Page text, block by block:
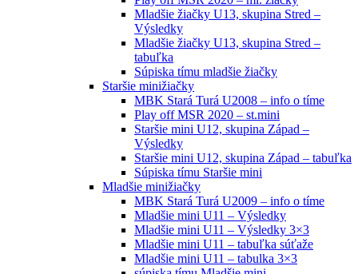
Mladšie žiačky U13, skupina Stred –
Výsledky
Mladšie žiačky U13, skupina Stred –
tabuľka
Súpiska tímu mladšie žiačky
Staršie minižiačky
MBK Stará Turá U2008 – info o tíme
Play off MSR 2020 – st.mini
Staršie mini U12, skupina Západ –
Výsledky
Staršie mini U12, skupina Západ – tabuľka
Súpiska tímu Staršie mini
Mladšie minižiačky
MBK Stará Turá U2009 – info o tíme
Mladšie mini U11 – Výsledky
Mladšie mini U11 – Výsledky 3×3
Mladšie mini U11 – tabuľka súťaže
Mladšie mini U11 – tabulka 3×3